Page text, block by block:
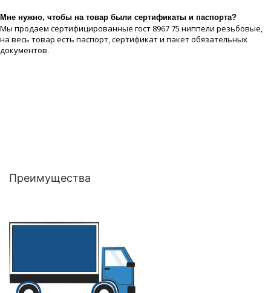
Мне нужно, чтобы на товар были сертификаты и паспорта?
Мы продаем сертифицированные гост 8967 75 ниппели резьбовые,
на весь товар есть паспорт, сертификат и пакет обязательных
документов.
Преимущества